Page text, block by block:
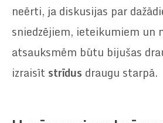
neērti, ja diskusijas par
sniedzējiem, ieteikumiem un
atsauksmēm būtu bijušas
izraisīt strīdus draugu starpā.